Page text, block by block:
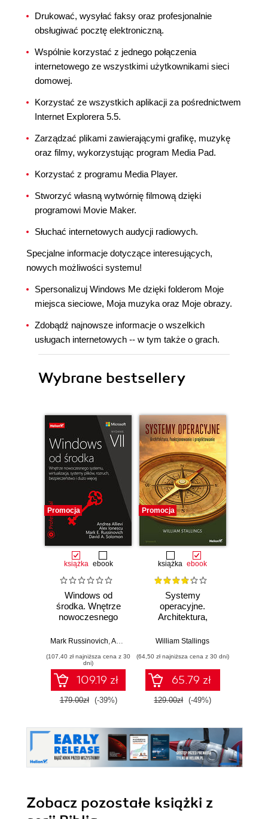
Drukować, wysyłać faksy oraz profesjonalnie
obsługiwać pocztę elektroniczną.
Wspólnie korzystać z jednego połączenia
internetowego ze wszystkimi użytkownikami sieci
domowej.
Korzystać ze wszystkich aplikacji za pośrednictwem
Internet Explorera 5.5.
Zarządzać plikami zawierającymi grafikę, muzykę
oraz filmy, wykorzystując program Media Pad.
Korzystać z programu Media Player.
Stworzyć własną wytwórnię filmową dzięki
programowi Movie Maker.
Słuchać internetowych audycji radiowych.
Specjalne informacje dotyczące interesujących,
nowych możliwości systemu!
Spersonalizuj Windows Me dzięki folderom Moje
miejsca sieciowe, Moja muzyka oraz Moje obrazy.
Zdobądź najnowsze informacje o wszelkich
usługach internetowych -- w tym także o grach.
Wybrane bestsellery
Promocja
książka ebook
Windows od
środka. Wnętrze
nowoczesnego
wirtualizacja,
rozruch,
bezpieczeństwo i
dużo więcej.
Wydanie VII
Mark Russinovich,Andrea Allievi ,Alex Ionescu,David Solomon
(107,40 zł najniższa cena z 30
dni)
109.19 zł
179.00zł (-39%)
Promocja
książka ebook
Systemy
operacyjne.
Architektura,
projektowanie.
William Stallings
(64,50 zł najniższa cena z 30 dni)
65.79 zł
129.00zł (-49%)
Zobacz pozostałe książki z